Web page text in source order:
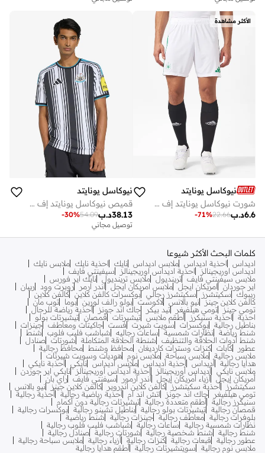
الأكثر مشاهدة
نيوكاسل يونايتد
شورت نيوكاسل يونايتد إف سي الخارجي
د.ب6.6
22.66
-71%
نيوكاسل يونايتد
قميص نيوكاسل يونايتد إف سي الأساسي
د.ب38.13
54.09
-30%
توصيل مجاني
كلمات البحث الأكثر شيوعا
اديداس احذية اديداس ملابس اديداس نايك احذية نايك ملابس نايك
اديداس اوريجينالز
احذية اديداس اوريجينالز
سيفينتي فايف
ملابس سيفينتي فايف ترينديول ملابس ترينديول نايك اير فورس
اير جوردان
امريكان ايجل ملابس امريكان ايجل اندر ارمر روبرت وود
ريبان
ريبوك
سكيتشرز سكيتشرز رجالي بوكسرات كالفن كلاين كالفن كلاين
كالفن كلاين جينز نيو بالانس لاكوست بولو رالف لورين بوما
توب مان
تومي جينز تومي هيلفيغر تيد بيكر جاك اند جونز
أحذية رياضة للرجال
احذية
احذية سنيكرز أطقم ملابس تيشيرتات قمصان تيشيرتات بولو
بناطيل رجالية بوكسرات سويت شيرت فست جاكيتات ومعاطف جينزات
شنط رياضة نظارات شمسية ساعات رجاليه شباشب فليب فلوب
شنط
شنط أدوات الحلاقة والتنظيف
شنطة الحلاقة المتكاملة شورتات صنادل
عطور
كابات كنزات وسترات كارديغان محافظ وشنط
محافظ رجالية
ملابس رجالية ملابس سباحة ملابس نوم
هوديات وسويت شيرتات
هدايا رجالية أديداس أحذية أديداس ملابس أديداس نايكي أحذبة نايكي
ملابس نايكي أديداس أوريجينالز أحذية أديداس أوريجينالز
نايكي اير جوردن
أمريكان إيجل أزياء أمريكان إيجل أندر آرمور سيفنتي فايف راي بان
سكيتشرز
أحذية سكيتشرز كالفن كلاين اندروير كالفن كلاين جينز
نيو بالانس
تومي هيلفيغر
جاك اند جونز اتش اند ام أحذية رياضية رجالية أحذية رجالية
سنيكرز رجالية أطقم متعددة رجالية تيشيرتات رجالية دون أكمام
قمصان رجالية تيشيرتات بولو رجالية بناطيل تشينو رجالية بوكسرات رجالية
بلوفرات رجالية معاطف رجالية جينزات رجالية
شنط رياضية
نظارات شمسية رجالية
ساعات رجالية
شباشب فليب فلوب رجالية
شنط رجالية
شنط شخصية رجالية شورتات رجالية صنادل رجالية
عطور رجالية
قبعات رجالية كنزات رجالية أزياء رجالية ملابس سباحة رجالية
ملابس نوم رجالية
سويتشيرتات رجالية أطقم هدايا رجالية